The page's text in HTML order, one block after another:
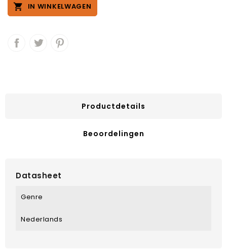
 IN WINKELWAGEN
Productdetails
Beoordelingen
Datasheet
Genre
Nederlands